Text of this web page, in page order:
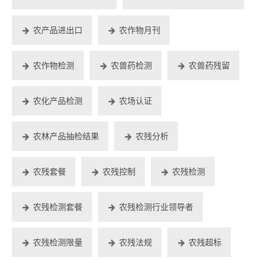
农产品进出口 农作物月刊
农作物检测 农兽药检测 农兽药残留
农化产品检测 农场认证
农林产品抽检结果 农残分析
农残套餐 农残控制 农残检测
农残检测套餐 农残检测行业领导者
农残检测限量 农残法规 农残超标